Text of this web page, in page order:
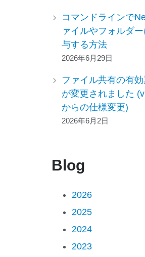
コマンドラインで
ァイルやフォルダ
与する方法
2026年6月29日
ファイル共有の有
が変更されました
からの仕様変更)
2026年6月2日
Blog
2026
2025
2024
2023